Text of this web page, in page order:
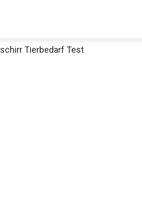
Tierbedarf Test